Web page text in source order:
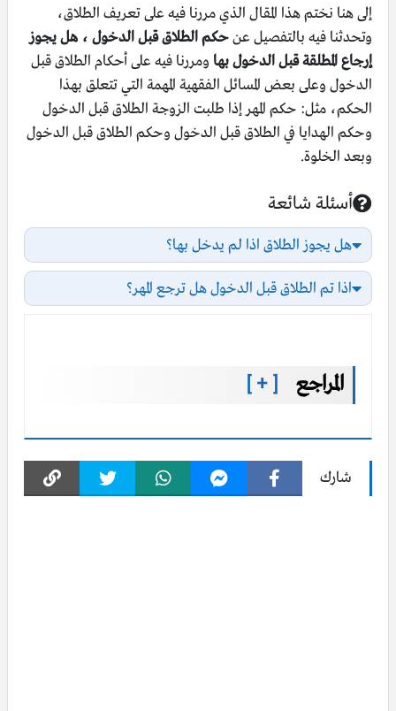
إلى هنا نختم هذا المقال الذي مررنا فيه على تعريف الطلاق،
وتحدثنا فيه بالتفصيل عنحكم الطلاق قبل الدخول ، هل يجوز
إرجاع المطلقة قبل الدخول بها ومررنا فيه على أحكام الطلاق قبل
الدخول وعلى بعض المسائل الفقهية المهمة التي تتعلق بهذا
الحكم، مثل: حكم المهر إذا طلبت الزوجة الطلاق قبل الدخول
وحكم الهدايا في الطلاق قبل الدخول وحكم الطلاق قبل الدخول
وبعد الخلوة.
أسئلة شائعة
أسئلة شائعة
هل يجوز الطلاق اذا لم يدخل بها؟
اذا تم الطلاق قبل الدخول هل ترجع المهر؟
المراجع [ + ]
شارك